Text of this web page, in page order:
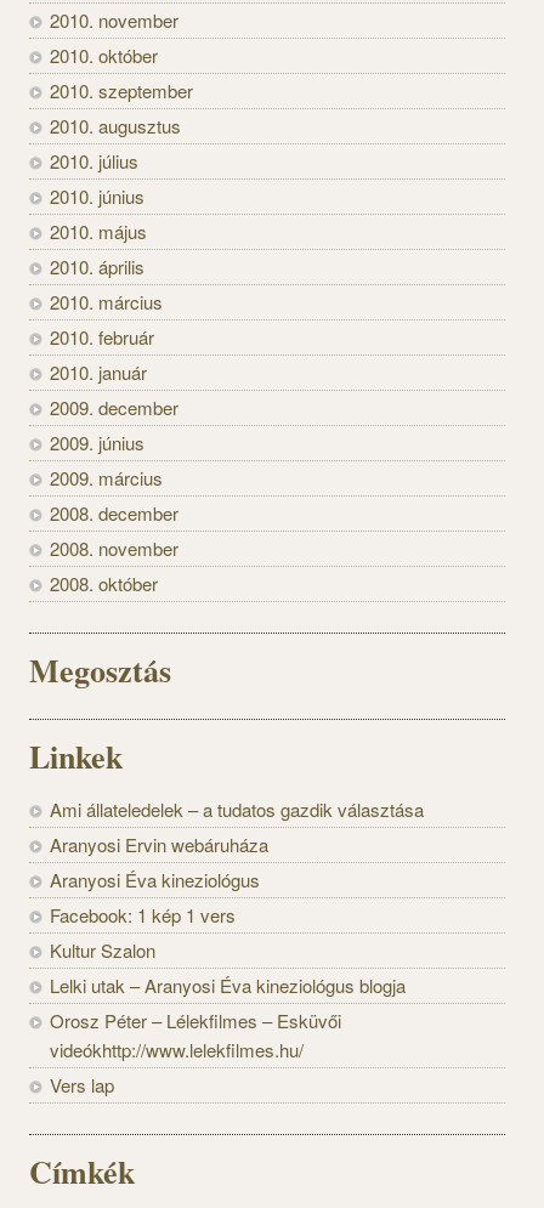
2010. november
2010. október
2010. szeptember
2010. augusztus
2010. július
2010. június
2010. május
2010. április
2010. március
2010. február
2010. január
2009. december
2009. június
2009. március
2008. december
2008. november
2008. október
Megosztás
Linkek
Ami állateledelek – a tudatos gazdik választása
Aranyosi Ervin webáruháza
Aranyosi Éva kineziológus
Facebook: 1 kép 1 vers
Kultur Szalon
Lelki utak – Aranyosi Éva kineziológus blogja
Orosz Péter – Lélekfilmes – Esküvői
videókhttp://www.lelekfilmes.hu/
Vers lap
Címkék